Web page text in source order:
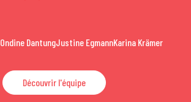
Ondine DantungJustine EgmannKarina Krämer
Découvrir l'équipe